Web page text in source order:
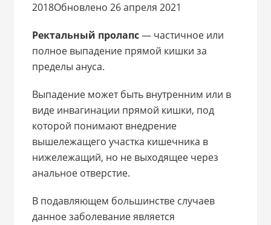
2018Обновлено 26 апреля 2021
Ректальный пролапс— частичное или
полное выпадение прямой кишки за
пределы ануса.
Выпадение может быть внутренним или в
виде инвагинации прямой кишки, под
которой понимают внедрение
вышележащего участка кишечника в
нижележащий, но не выходящее через
анальное отверстие.
В подавляющем большинстве случаев
данное заболевание является